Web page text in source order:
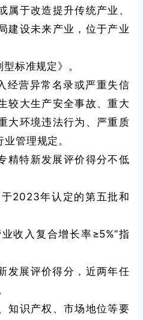
属于改造提升传统产业、
建设未来产业，位于产业
标准规定》。
营异常名录或严重失信
较大生产安全事故、重大
大环境违法行为、严重质
管理规定。
特新发展评价得分不低
年认定的第五批和
入复合增长率≥5%”指
展评价得分，近两年任
识产权、市场地位等要